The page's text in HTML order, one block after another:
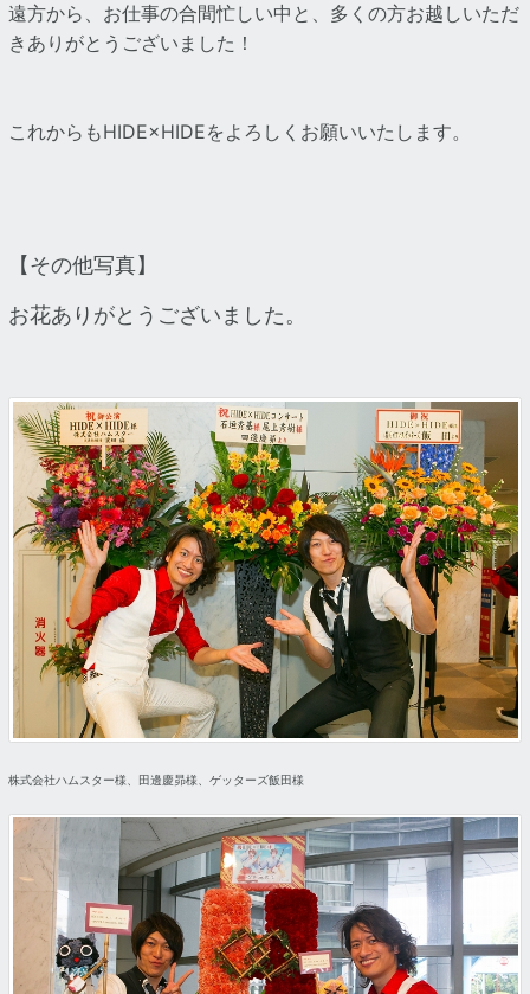
遠方から、お仕事の合間忙しい中と、多くの方お越しいただ
きありがとうございました！
これからもHIDE×HIDEをよろしくお願いいたします。
【その他写真】
お花ありがとうございました。
株式会社ハムスター様、田邊慶昴様、ゲッターズ飯田様